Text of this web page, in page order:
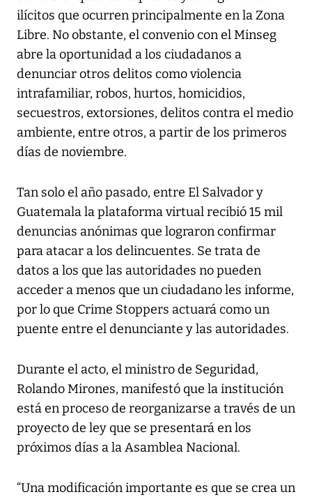
ilícitos que ocurren principalmente en la Zona
Libre. No obstante, el convenio con el Minseg
abre la oportunidad a los ciudadanos a
denunciar otros delitos como violencia
intrafamiliar, robos, hurtos, homicidios,
secuestros, extorsiones, delitos contra el medio
ambiente, entre otros, a partir de los primeros
días de noviembre.
Tan solo el año pasado, entre El Salvador y
Guatemala la plataforma virtual recibió 15 mil
denuncias anónimas que lograron confirmar
para atacar a los delincuentes. Se trata de
datos a los que las autoridades no pueden
acceder a menos que un ciudadano les informe,
por lo que Crime Stoppers actuará como un
puente entre el denunciante y las autoridades.
Durante el acto, el ministro de Seguridad,
Rolando Mirones, manifestó que la institución
está en proceso de reorganizarse a través de un
proyecto de ley que se presentará en los
próximos días a la Asamblea Nacional.
“Una modificación importante es que se crea un